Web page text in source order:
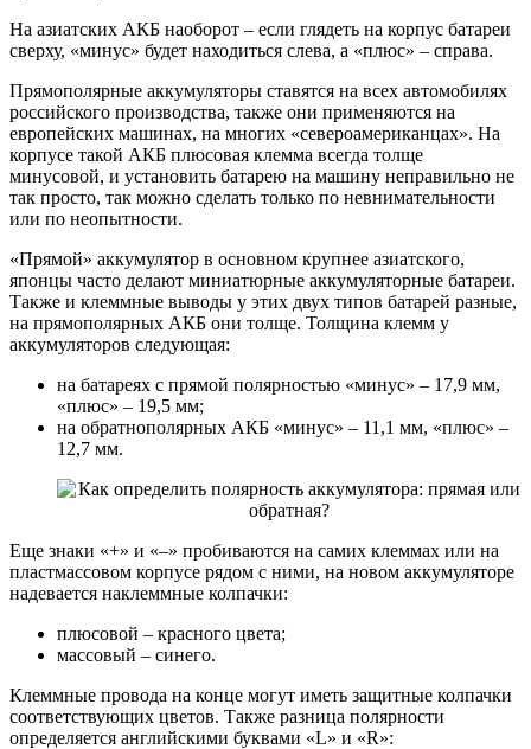
На азиатских АКБ наоборот – если глядеть на корпус батареи
сверху, «минус» будет находиться слева, а «плюс» – справа.
Прямополярные аккумуляторы ставятся на всех автомобилях
российского производства, также они применяются на
европейских машинах, на многих «североамериканцах». На
корпусе такой АКБ плюсовая клемма всегда толще
минусовой, и установить батарею на машину неправильно не
так просто, так можно сделать только по невнимательности
или по неопытности.
«Прямой» аккумулятор в основном крупнее азиатского,
японцы часто делают миниатюрные аккумуляторные батареи.
Также и клеммные выводы у этих двух типов батарей разные,
на прямополярных АКБ они толще. Толщина клемм у
аккумуляторов следующая:
на батареях с прямой полярностью «минус» – 17,9 мм,
«плюс» – 19,5 мм;
на обратнополярных АКБ «минус» – 11,1 мм, «плюс» –
12,7 мм.
Еще знаки «+» и «–» пробиваются на самих клеммах или на
пластмассовом корпусе рядом с ними, на новом аккумуляторе
надевается наклеммные колпачки:
плюсовой – красного цвета;
массовый – синего.
Клеммные провода на конце могут иметь защитные колпачки
соответствующих цветов. Также разница полярности
определяется английскими буквами «L» и «R»: